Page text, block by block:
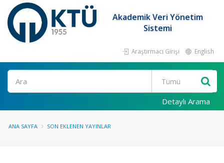
Akademik Veri Yönetim
Sistemi
Araştırmacı Girişi English
Ara
Detaylı Arama
ANA SAYFA SON EKLENEN YAYINLAR